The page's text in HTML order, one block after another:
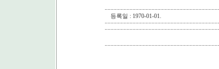
등록일 : 1970-01-01.